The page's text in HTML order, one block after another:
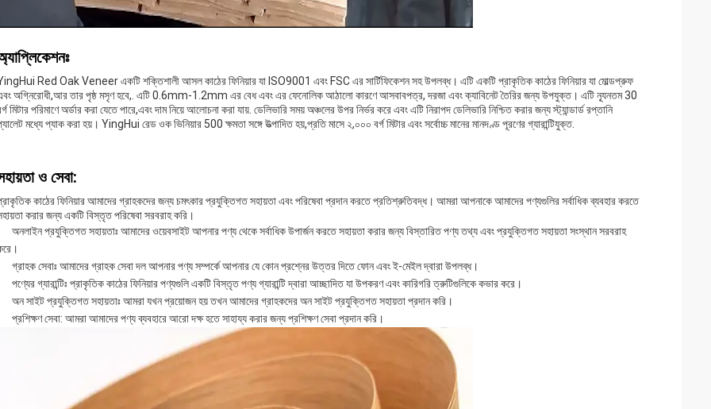
Red Oak Veneer একটি শক্তিশালী আসল কাঠের ফিনিয়ার যা ISO9001 এবং FSC এর সার্টিফিকেশন সহ উপলব্ধ। এটি একটি প্রাকৃতিক কাঠের ফিনিয়ার যা মোল্ডপ্রুফ
অগ্নিরোধী,আর তার পৃষ্ঠ মসৃণ হবে,. এটি 0.6mm-1.2mm এর বেধ এবং এর ফেনোলিক আঠালো কারণে আসবাবপত্র, দরজা এবং ক্যাবিনেট তৈরির জন্য উপযুক্ত। এটি ন্যূনতম 30
মিটার পরিমাণে অর্ডার করা যেতে পারে,এবং দাম নিয়ে আলোচনা করা যায়. ডেলিভারি সময় অঞ্চলের উপর নির্ভর করে এবং এটি নিরাপদ ডেলিভারি নিশ্চিত করার জন্য স্ট্যান্ডার্ড রপ্তানি
মধ্যে প্যাক করা হয়। YingHui রেড ওক ভিনিয়ার 500 ক্ষমতা সঙ্গে উত্পাদিত হয়,প্রতি মাসে ২,০০০ বর্গ মিটার এবং সর্বোচ্চ মানের মানদণ্ড পূরণের গ্যারান্টিযুক্ত.
ও সেবা:
কাঠের ফিনিয়ার আমাদের গ্রাহকদের জন্য চমৎকার প্রযুক্তিগত সহায়তা এবং পরিষেবা প্রদান করতে প্রতিশ্রুতিবদ্ধ। আমরা আপনাকে আমাদের পণ্যগুলির সর্বাধিক ব্যবহার করতে
করার জন্য একটি বিস্তৃত পরিষেবা সরবরাহ করি।
অনলাইন প্রযুক্তিগত সহায়তাঃ আমাদের ওয়েবসাইট আপনার পণ্য থেকে সর্বাধিক উপার্জন করতে সহায়তা করার জন্য বিস্তারিত পণ্য তথ্য এবং প্রযুক্তিগত সহায়তা সংস্থান সরবরাহ
গ্রাহক সেবাঃ আমাদের গ্রাহক সেবা দল আপনার পণ্য সম্পর্কে আপনার যে কোন প্রশ্নের উত্তর দিতে ফোন এবং ই-মেইল দ্বারা উপলব্ধ।
পণ্যের গ্যারান্টিঃ প্রাকৃতিক কাঠের ফিনিয়ার পণ্যগুলি একটি বিস্তৃত পণ্য গ্যারান্টি দ্বারা আচ্ছাদিত যা উপকরণ এবং কারিগরি ত্রুটিগুলিকে কভার করে।
অন সাইট প্রযুক্তিগত সহায়তাঃ আমরা যখন প্রয়োজন হয় তখন আমাদের গ্রাহকদের অন সাইট প্রযুক্তিগত সহায়তা প্রদান করি।
প্রশিক্ষণ সেবা: আমরা আমাদের পণ্য ব্যবহারে আরো দক্ষ হতে সাহায্য করার জন্য প্রশিক্ষণ সেবা প্রদান করি।